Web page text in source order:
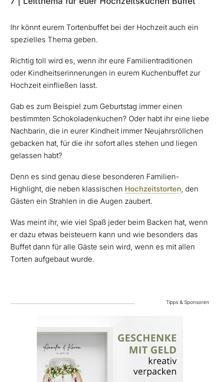
Ihr könnt eurem Tortenbuffet bei der Hochzeit auch ein
spezielles Thema geben.
Richtig toll wird es, wenn ihr eure Familientraditionen
oder Kindheitserinnerungen in eurem Kuchenbuffet zur
Hochzeit einfließen lasst.
Gab es zum Beispiel zum Geburtstag immer einen
bestimmten Schokoladenkuchen? Oder habt ihr eine liebe
Nachbarin, die in eurer Kindheit immer Neujahrsröllchen
gebacken hat, für die ihr sofort alles stehen und liegen
gelassen habt?
Denn es sind genau diese besonderen Familien-
Highlight, die neben klassischen Hochzeitstorten , den
Gästen ein Strahlen in die Augen zaubert.
Was meint ihr, wie viel Spaß jeder beim Backen hat, wenn
er dazu etwas beisteuern kann und wie besonders das
Buffet dann für alle Gäste sein wird, wenn es mit allen
Torten aufgebaut wurde.
Tipps & Sponsoren